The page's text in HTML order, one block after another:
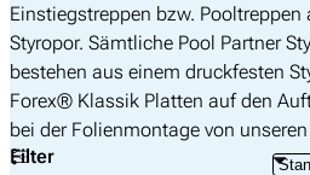
Einstiegstreppen bzw. Pooltreppen
Styropor. Sämtliche Pool Partner
bestehen aus einem druckfesten
Forex® Klassik Platten auf den
bei der Folienmontage von
Filter